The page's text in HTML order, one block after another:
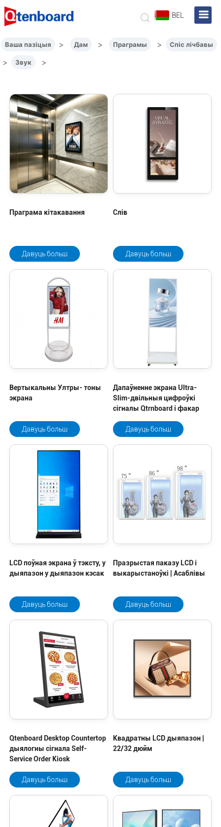
BEL
Ваша пазіцыя > Дам > Праграмы > Спіс лічбавы
> Звук >
Праграма кітакавання
Давуць больш
Слів
Давуць больш
Вертыкальны Ултры- тоны
экрана
Давуць больш
Дапаўненне экрана Ultra-
Slim-двільныя цифроўкі
сігналы Qtrnboard і факар
Давуць больш
LCD поўная экрана ў тэксту, у
дыяпазон у дыяпазон кэсак
Давуць больш
Празрыстая паказу LCD і
выкарыстаноўкі | Асаблівы
Давуць больш
Qtenboard Desktop Countertop
дыялогны сігнала Self-
Service Order Kiosk
Давуць больш
Квадратны LCD дыяпазон |
22/32 дюйм
Давуць больш